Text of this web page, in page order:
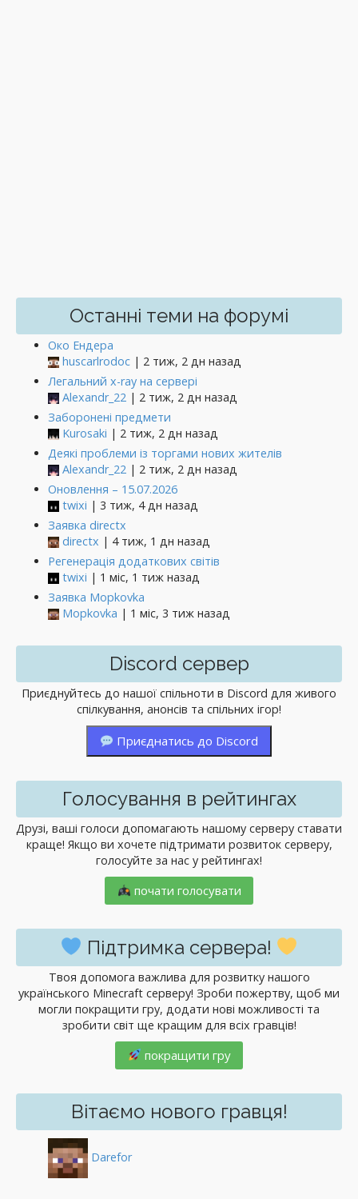
Останні теми на форумі
Око Ендера
huscarlrodoc | 2 тиж, 2 дн назад
Легальний x-ray на сервері
Alexandr_22 | 2 тиж, 2 дн назад
Заборонені предмети
Kurosaki | 2 тиж, 2 дн назад
Деякі проблеми із торгами нових жителів
Alexandr_22 | 2 тиж, 2 дн назад
Оновлення – 15.07.2026
twixi | 3 тиж, 4 дн назад
Заявка directx
directx | 4 тиж, 1 дн назад
Регенерація додаткових світів
twixi | 1 міс, 1 тиж назад
Заявка Mopkovka
Mopkovka | 1 міс, 3 тиж назад
Discord сервер
Приєднуйтесь до нашої спільноти в Discord для живого
спілкування, анонсів та спільних ігор!
Приєднатись до Discord
Голосування в рейтингах
Друзі, ваші голоси допомагають нашому серверу ставати
краще! Якщо ви хочете підтримати розвиток серверу,
голосуйте за нас у рейтингах!
почати голосувати
Підтримка сервера!
Твоя допомога важлива для розвитку нашого
українського Minecraft серверу! Зроби пожертву, щоб ми
могли покращити гру, додати нові можливості та
зробити світ ще кращим для всіх гравців!
покращити гру
Вітаємо нового гравця!
Darefor